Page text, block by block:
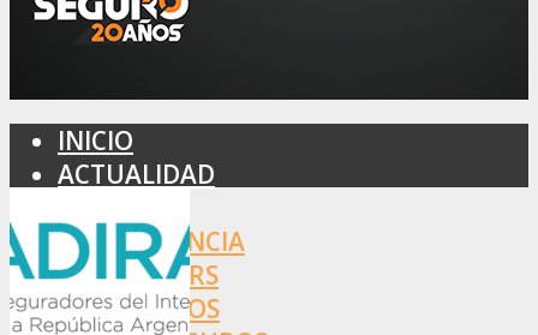
INICIO
ACTUALIDAD
ASISTENCIA
BROKERS
SEGUROS